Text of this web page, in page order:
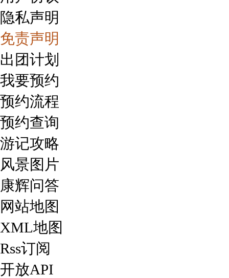
隐私声明
免责声明
出团计划
我要预约
预约流程
预约查询
游记攻略
风景图片
康辉问答
网站地图
XML地图
Rss订阅
开放API